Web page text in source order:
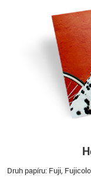
Druh papíru: Fuji,